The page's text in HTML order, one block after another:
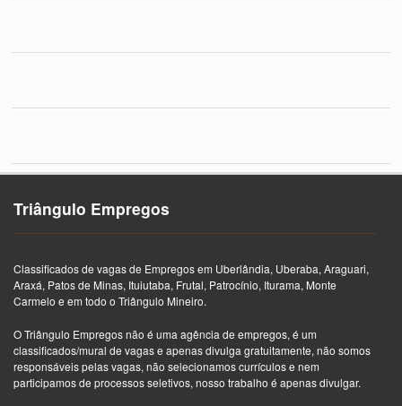
Triângulo Empregos
Classificados de vagas de Empregos em Uberlândia, Uberaba, Araguari,
Araxá, Patos de Minas, Ituiutaba, Frutal, Patrocínio, Iturama, Monte
Carmelo e em todo o Triângulo Mineiro.
O Triângulo Empregos não é uma agência de empregos, é um
classificados/mural de vagas e apenas divulga gratuitamente, não somos
responsáveis pelas vagas, não selecionamos currículos e nem
participamos de processos seletivos, nosso trabalho é apenas divulgar.